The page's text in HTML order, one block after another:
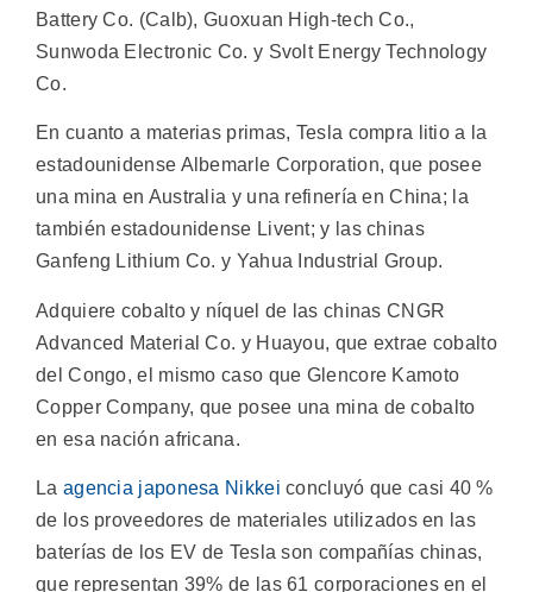
Battery Co. (Calb), Guoxuan High-tech Co.,
Sunwoda Electronic Co. y Svolt Energy Technology
Co.
En cuanto a materias primas, Tesla compra litio a la
estadounidense Albemarle Corporation, que posee
una mina en Australia y una refinería en China; la
también estadounidense Livent; y las chinas
Ganfeng Lithium Co. y Yahua Industrial Group.
Adquiere cobalto y níquel de las chinas CNGR
Advanced Material Co. y Huayou, que extrae cobalto
del Congo, el mismo caso que Glencore Kamoto
Copper Company, que posee una mina de cobalto
en esa nación africana.
La agencia japonesa Nikkei concluyó que casi 40 %
de los proveedores de materiales utilizados en las
baterías de los EV de Tesla son compañías chinas,
que representan 39% de las 61 corporaciones en el